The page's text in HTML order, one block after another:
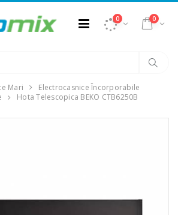
0 0
Mari
Electrocasnice Încorporabile
Hota Telescopica BEKO CTB6250B